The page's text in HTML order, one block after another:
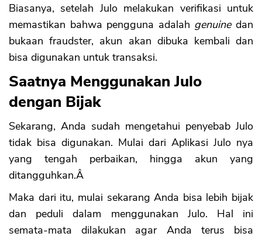
Biasanya, setelah Julo melakukan verifikasi untuk
memastikan bahwa pengguna adalah genuinedan
bukaan fraudster, akun akan dibuka kembali dan
bisa digunakan untuk transaksi.
Saatnya Menggunakan Julo
dengan Bijak
Sekarang, Anda sudah mengetahui penyebab Julo
tidak bisa digunakan. Mulai dari Aplikasi Julo nya
yang tengah perbaikan, hingga akun yang
ditangguhkan.Â
Maka dari itu, mulai sekarang Anda bisa lebih bijak
dan peduli dalam menggunakan Julo. Hal ini
semata-mata dilakukan agar Anda terus bisa